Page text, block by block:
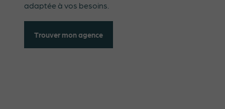
adaptée à vos besoins.
Trouver mon agence